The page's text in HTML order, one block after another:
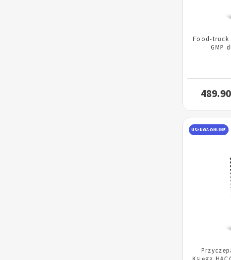
Food-truck
GMP
489.90
USŁUGA ONLINE